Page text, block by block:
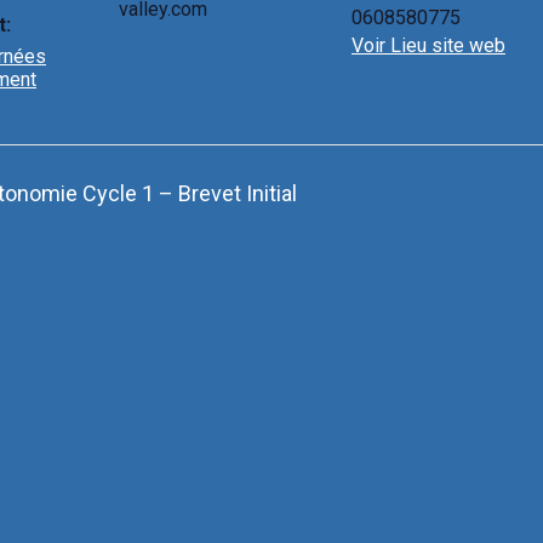
valley.com
0608580775
Voir Lieu site web
Cycle 1 – Brevet Initial